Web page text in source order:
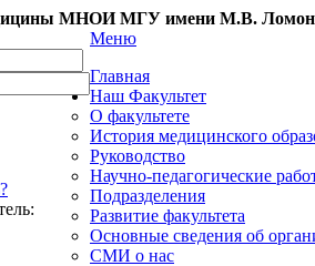
МНОИ МГУ имени М.В.
Меню
Главная
Наш Факультет
О факультете
История медицинского
Руководство
Научно-педагогические
Подразделения
Развитие факультета
Основные сведения об
СМИ о нас